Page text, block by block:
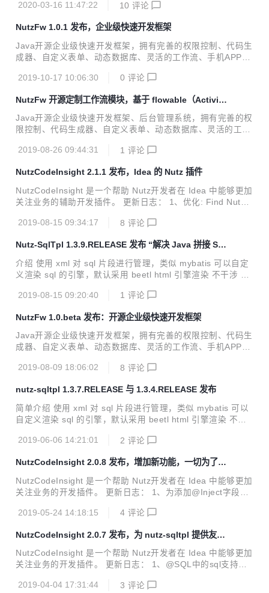
beetl html 引擎渲染 只负责渲染 sql 环境要求JDK1.8+ sprin
sqltpl/blob/master/README.md 它还有一个nutz版： http
s://gitee.com/threefish/nutz-sqltpl
2020-03-16 11:47:22 10 评论
NutzFw 1.0.1 发布，企业级快速开发框架
Java开源企业级快速开发框架，拥有完善的权限控制、代码生
成器、自定义表单、动态数据库、灵活的工作流、手机APP客
实现数据平台中心， 支持工作流少量开发快速配置OA系统。
发。 强大的数据表逻辑字段和依赖字段可以使用数据库函数计
算，可以在不更改代码的情况下实现很多计算功能。 数据表数
据复杂查询，可以快速进行数据统计及导出。 基于（Role-Ba
的人员查出进行缓存，方便在具体业务中使用。 工作流采用 F
2019-10-17 10:06:30 0 评论
NutzFw 开源定制工作流模块，基于 flowable（Activit
y）
Java开源企业级快速开发框架、后台管理系统，拥有完善的权
限控制、代码生成器、自定义表单、动态数据库、灵活的工作
d：开源定制工作流模块，快速配置并运行流程业务 update：
2019-08-26 09:44:31 1 评论
NutzCodeInsight 2.1.1 发布，Idea 的 Nutz 插件
NutzCodeInsight 是一个帮助 Nutz开发者在 Idea 中能够更加
关注业务的辅助开发插件。 更新日志： 1、优化: Find Nutz
区分 2、优化: 调低打开项目时消息通知 3、优化: 配置文件、
推荐下我的开源项目 NutzFw (https://gitee.com/threefish/N
utzFw) Java开源企业级快速开发框架、后台管理系统，拥有
完善的权限控制、代码生成器、自定义表单、动态数据库、灵
活的工作流、手机APP客户端、支持前后...
2019-08-15 09:34:17 8 评论
Nutz-SqlTpl 1.3.9.RELEASE 发布 “解决 Java 拼接 SQ
L”问题
介绍 使用 xml 对 sql 片段进行管理，类似 mybatis 可以自定
义渲染 sql 的引擎，默认采用 beetl html 引擎渲染 不干涉 Nu
SqlDaoExecuteService添加更多默认查询方法 修复：查询分
efish/NutzFw) Java开源企业级快速开发框架、后台管理系
统，拥有完善的权限控制、代码生成器、自定义表单、动态数
据库、灵活的工作流、手机APP客户端、支持前后端分离开
2019-08-15 09:20:40 1 评论
NutzFw 1.0.beta 发布：开源企业级快速开发框架
Java开源企业级快速开发框架，拥有完善的权限控制、代码生
成器、自定义表单、动态数据库、灵活的工作流、手机APP客
实现数据平台中心， 支持工作流少量开发快速配置OA系统。
发。 强大的数据表逻辑字段和依赖字段可以使用数据库函数计
算，可以在不更改代码的情况下实现很多计算功能。 数据表数
据复杂查询，可以快速进行数据统计及导出。 基于（Role-Ba
sed Access Control）角色权限，登录即将用户所有可以管理
的人员查出进行缓存，方便在具体业务中使用。 工作流采用 F
2019-08-09 18:06:02 8 评论
nutz-sqltpl 1.3.7.RELEASE 与 1.3.4.RELEASE 发布
简单介绍 使用 xml 对 sql 片段进行管理，类似 mybatis 可以
自定义渲染 sql 的引擎，默认采用 beetl html 引擎渲染 不干
SE 更新日志： 添加：支持jar包中的xml进行热更新 修复：错
NutzCodeInsight 插件开始支持Nutz-sqltpl自动创建xml、xml
与java互相跳转、检查xml是否存在、xml中sql语法高亮及自
动提示等 添加：@SqlsXml 不设置值的情况下，默认xml文件
2019-06-06 14:21:01 2 评论
NutzCodeInsight 2.0.8 发布，增加新功能，一切为了提
升效率
NutzCodeInsight 是一个帮助 Nutz开发者在 Idea 中能够更加
关注业务的开发插件。 更新日志： 1、为添加@Inject字段注
选择界面 功能列表： - 1、支持NutzBoot项目快速搭建 - 2、
切换至已经打开的模版文件 - 3、支持以HTML、JSP等格式文
件作为模版的框架资源文件的快速定位（支持动态配置） -
4、Navigate菜单中增加查找@At映射地址快捷方式 - 5、Nut
z web环境中支持折叠显示国际化配置文件变量值（快捷键：
Al...
2019-05-24 14:18:15 4 评论
NutzCodeInsight 2.0.7 发布，为 nutz-sqltpl 提供友好
的 ide 支持
NutzCodeInsight 是一个帮助 Nutz开发者在 Idea 中能够更加
关注业务的开发插件。 更新日志： 1、@SQL中的sql支持动
的动态高亮和提示 3、Nutz-sqltpl 支持xml与java文件互相跳
2019-04-04 17:31:44 3 评论